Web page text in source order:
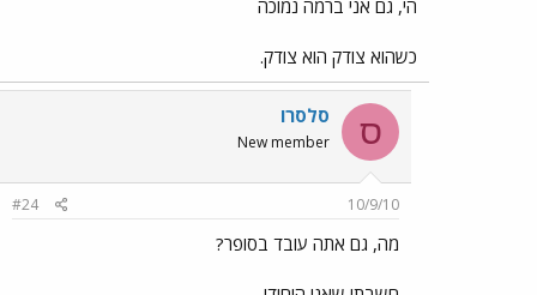
הי, גם אני ברמה נמוכה
כשהוא צודק הוא צודק.
ס סלסרו
New member
10/9/10
#24
מה, גם אתה עובד בסופר?